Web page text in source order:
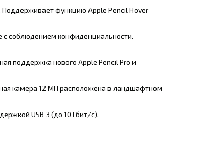
Поддерживает функцию Apple Pencil Hover
с соблюдением конфиденциальности.
поддержка нового Apple Pencil Pro и
камера 12 МП расположена в ландшафтном
USB 3 (до 10 Гбит/с).